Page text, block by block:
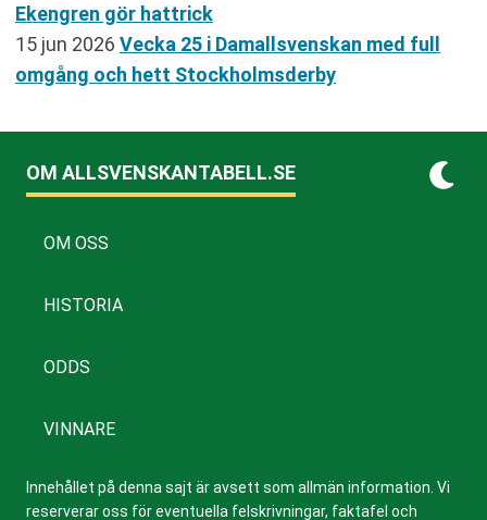
Ekengren gör hattrick
15 jun 2026 Vecka 25 i Damallsvenskan med full
omgång och hett Stockholmsderby
OM ALLSVENSKANTABELL.SE
OM OSS
HISTORIA
ODDS
VINNARE
Innehållet på denna sajt är avsett som allmän information. Vi
reserverar oss för eventuella felskrivningar, faktafel och